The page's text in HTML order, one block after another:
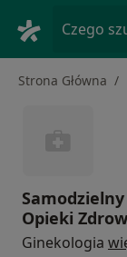
Czego
Strona Główna
Samodzielny
Opieki
Ginekologia